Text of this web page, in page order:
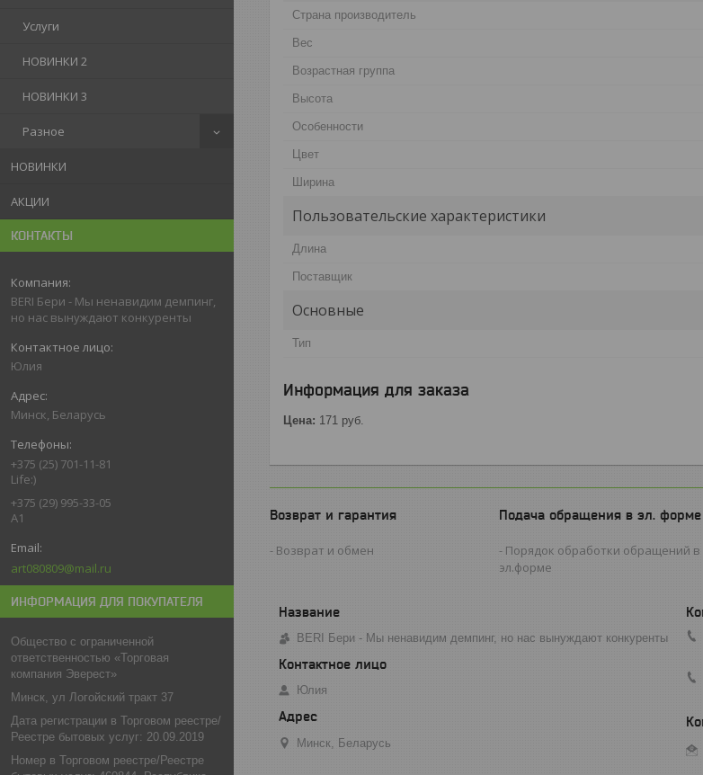
Услуги
НОВИНКИ 2
НОВИНКИ 3
Разное
НОВИНКИ
АКЦИИ
КОНТАКТЫ
BERI Бери - Мы ненавидим демпинг,
но нас вынуждают конкуренты
Юлия
Минск, Беларусь
+375 (25) 701-11-81
Life:)
+375 (29) 995-33-05
A1
art080809@mail.ru
ИНФОРМАЦИЯ ДЛЯ ПОКУПАТЕЛЯ
Общество с ограниченной
ответственностью «Торговая
компания Эверест»
Минск, ул Логойский тракт 37
Дата регистрации в Торговом реестре/
Реестре бытовых услуг: 20.09.2019
Номер в Торговом реестре/Реестре
Страна производитель
Вес
Возрастная группа
Высота
Особенности
Цвет
Ширина
Пользовательские характеристики
Длина
Поставщик
Основные
Тип
Информация для заказа
Цена: 171 руб.
Возврат и гарантия
Возврат и обмен
Подача обращения в эл. форме
Порядок обработки обращений в
эл.форме
BERI Бери - Мы ненавидим демпинг, но нас вынуждают конкуренты
Юлия
Минск, Беларусь